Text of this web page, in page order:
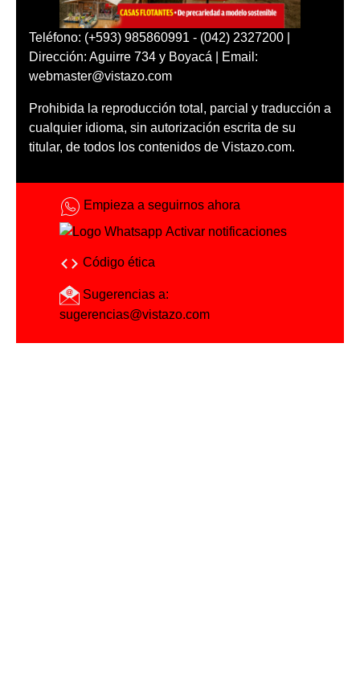
Teléfono: (+593) 985860991 - (042) 2327200 |
Dirección: Aguirre 734 y Boyacá | Email:
webmaster@vistazo.com
Prohibida la reproducción total, parcial y traducción a
cualquier idioma, sin autorización escrita de su
titular, de todos los contenidos de Vistazo.com.
Empieza a seguirnos ahora
Activar notificaciones
Código ética
Sugerencias a:
sugerencias@vistazo.com